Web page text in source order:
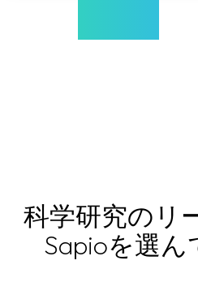
科学研究のリ
Sapioを選ん